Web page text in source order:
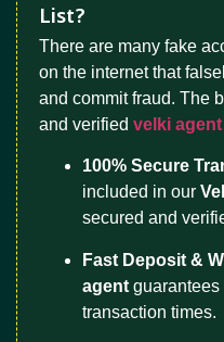
List?
There are many fake
on the internet that
and commit fraud. The
and verified velki
100% Secure
included in our
secured and
Fast Deposit &
agent guarantees
transaction times.